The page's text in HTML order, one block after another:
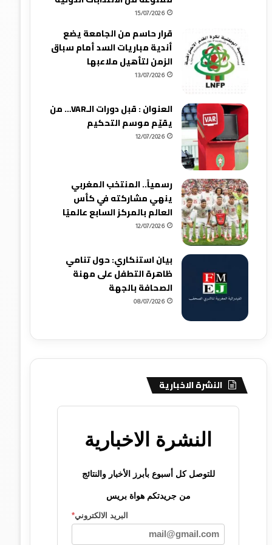
15/07/2026
قرار حاسم من الجامعة يضع
أندية مباريات السد أمام سباق
الزمن لتأهيل ملاعبها
13/07/2026
العنوان : قبل دورات الـVAR… من
يقيّم موسم التحكيم
12/07/2026
رسمياً.. المنتخب المغربي
ينهي مشاركته في كأس
العالم بالمركز السابع عالميًا
12/07/2026
بيان استنكاري: حول تنامي
ظاهرة التطفل على مهنة
الصحافة بالجهة
08/07/2026
النشرة الاخبارية
النشرة الاخبارية
للتوصل كل أسبوع بأبرز الأخبار والنتائج
من جريدتكم هواة بريس
البريد الالكتروني*